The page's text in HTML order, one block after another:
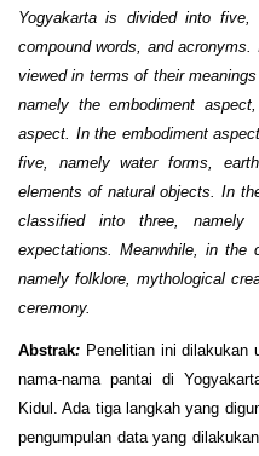
Yogyakarta is divided into five,
compound words, and
viewed in terms of their
namely the embodiment
aspect. In the embodiment
five, namely water forms,
elements of natural objects. In
classified into three,
expectations. Meanwhile, in the
namely folklore, mythological
ceremony.
Abstrak: Penelitian ini dilakukan
nama-nama pantai di
Kidul. Ada tiga langkah yang
pengumpulan data yang